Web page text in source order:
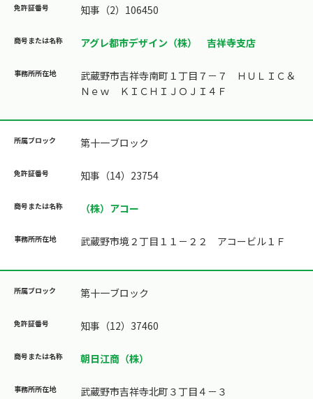
知事（2）106450
アグレ都市デザイン（株） 吉祥寺支店
武蔵野市吉祥寺南町１丁目７－７ ＨＵＬＩＣ＆
Ｎｅｗ ＫＩＣＨＩＪＯＪＩ４Ｆ
第十一ブロック
知事（14）23754
（株）アコー
武蔵野市境２丁目１１－２２ アコービル１Ｆ
第十一ブロック
知事（12）37460
朝日江商（株）
武蔵野市吉祥寺北町３丁目４－３